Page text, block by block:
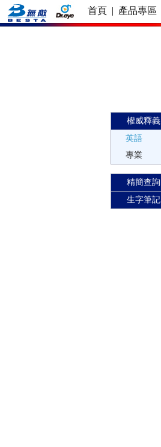
首頁 | 產品專區
權威釋義
英語
專業
精簡查詢
生字筆記